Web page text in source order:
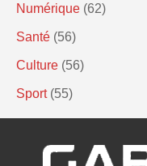
Numérique (62)
Santé (56)
Culture (56)
Sport (55)